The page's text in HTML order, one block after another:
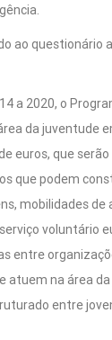
ao questionário
a 2020, o
da juventude
euros, que
que podem
mobilidades de
voluntário
entre
atuem na área
entre